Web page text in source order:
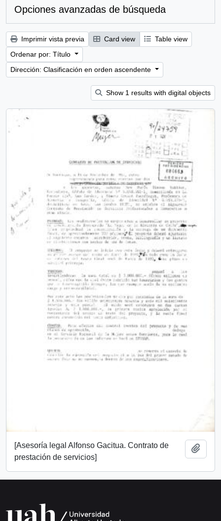
Opciones avanzadas de búsqueda
Imprimir vista previa Card view
Table view
Ordenar por: Título
Dirección: Clasificación en orden ascendente
Show 1 results with digital objects
[Asesoría legal Alfonso Gacitua. Contrato de
prestación de servicios]